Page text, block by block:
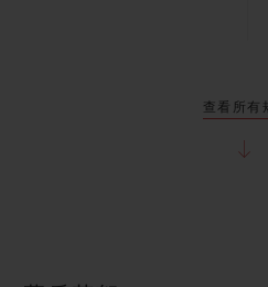
查看所有